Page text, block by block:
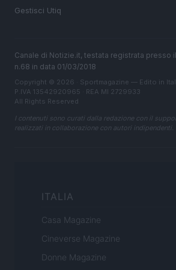
Gestisci Utiq
Canale di Notizie.it, testata registrata presso
n.68 in data 01/03/2018
Copyright © 2026 · Sportmagazine — Edito in
P.IVA 13542920965 · REA MI 2729933
All Rights Reserved
I contenuti sono curati dalla redazione con il
realizzati in collaborazione con autori indipendenti.
ITALIA
Casa Magazine
Cineverse Magazine
Donne Magazine